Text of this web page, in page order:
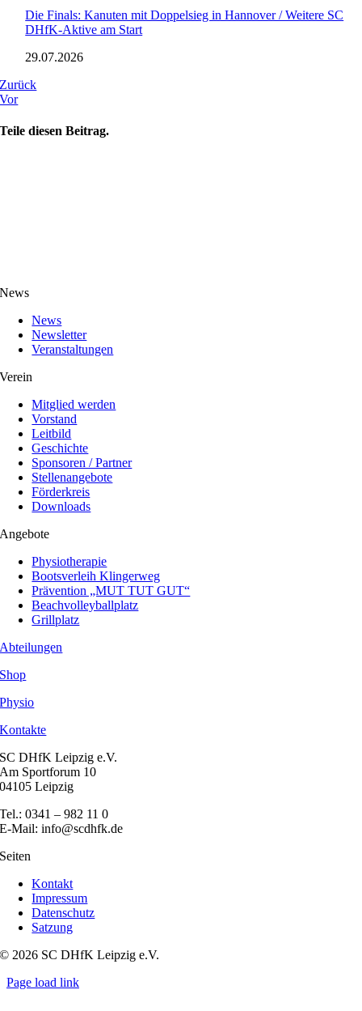
Die Finals: Kanuten mit Doppelsieg in Hannover / Weitere SC
DHfK-Aktive am Start
29.07.2026
Zurück
Vor
Teile diesen Beitrag.
News
News
Newsletter
Veranstaltungen
Verein
Mitglied werden
Vorstand
Leitbild
Geschichte
Sponsoren / Partner
Stellenangebote
Förderkreis
Downloads
Angebote
Physiotherapie
Bootsverleih Klingerweg
Prävention „MUT TUT GUT“
Beachvolleyballplatz
Grillplatz
Abteilungen
Shop
Physio
Kontakte
SC DHfK Leipzig e.V.
Am Sportforum 10
04105 Leipzig
Tel.: 0341 – 982 11 0
E-Mail: info@scdhfk.de
Seiten
Kontakt
Impressum
Datenschutz
Satzung
© 2026 SC DHfK Leipzig e.V.
Page load link